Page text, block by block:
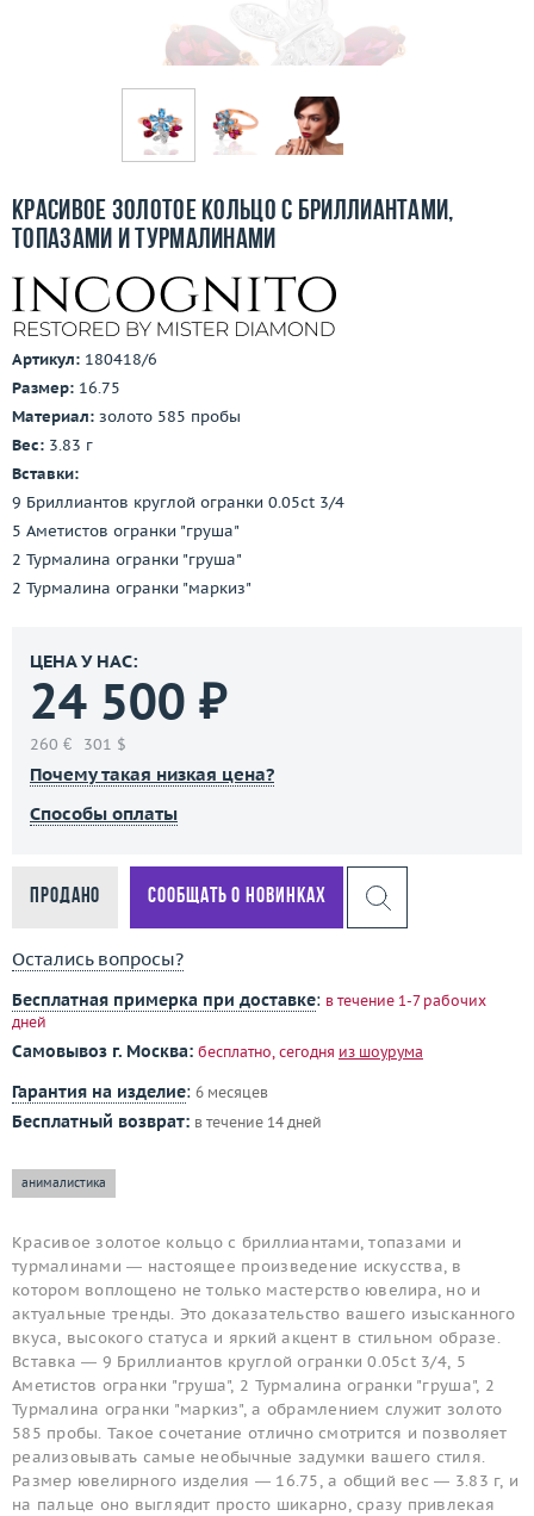
Покупка и оплата
Контакты
3D-тур по шоуруму
Красивое золотое кольцо с бриллиантами,
топазами и турмалинами
Артикул: 180418/6
Размер: 16.75
Материал: золото 585 пробы
Вес: 3.83 г
Вставки:
9 Бриллиантов круглой огранки 0.05ct 3/4
5 Аметистов огранки "груша"
2 Турмалина огранки "груша"
2 Турмалина огранки "маркиз"
ЦЕНА У НАС:
24 500 ₽
260 € 301 $
Почему такая низкая цена?
Способы оплаты
Продано Сообщать о новинках
Остались вопросы?
Бесплатная примерка при доставке: в течение 1-7 рабочих
дней
Самовывоз г. Москва: бесплатно, сегодня из шоурума
Гарантия на изделие: 6 месяцев
Бесплатный возврат: в течение 14 дней
анималистика
Красивое золотое кольцо с бриллиантами, топазами и
турмалинами — настоящее произведение искусства, в
котором воплощено не только мастерство ювелира, но и
актуальные тренды. Это доказательство вашего изысканного
вкуса, высокого статуса и яркий акцент в стильном образе.
Вставка — 9 Бриллиантов круглой огранки 0.05ct 3/4, 5
Аметистов огранки "груша", 2 Турмалина огранки "груша", 2
Турмалина огранки "маркиз", а обрамлением служит золото
585 пробы. Такое сочетание отлично смотрится и позволяет
реализовывать самые необычные задумки вашего стиля.
Размер ювелирного изделия — 16.75, а общий вес — 3.83 г, и
на пальце оно выглядит просто шикарно, сразу привлекая